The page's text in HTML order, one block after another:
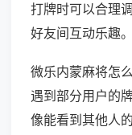
打牌时可以合理
好友间互动乐趣。
微乐内蒙麻将怎
遇到部分用户的
像能看到其他人